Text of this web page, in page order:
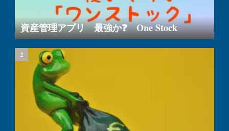
資産管理アプリ 最強か❓ One Stock